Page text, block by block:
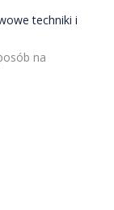
techniki i
na